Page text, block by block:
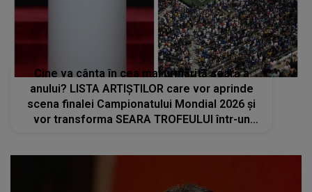
Cine va cânta în cea mai urmărită seară a
anului? LISTA ARTIȘTILOR care vor aprinde
scena finalei Campionatului Mondial 2026 și
vor transforma SEARA TROFEULUI într-un